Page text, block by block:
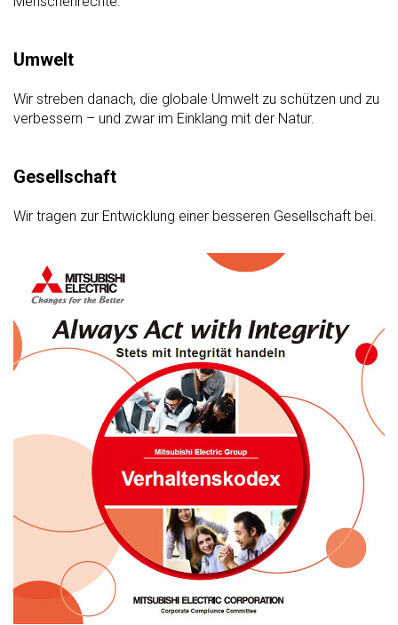
Umwelt
Wir streben danach, die globale Umwelt zu schützen und zu
verbessern – und zwar im Einklang mit der Natur.
Gesellschaft
Wir tragen zur Entwicklung einer besseren Gesellschaft bei.